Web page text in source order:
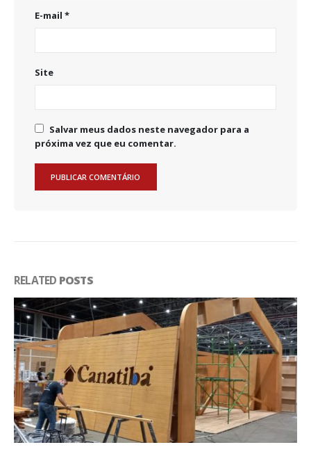
E-mail *
Site
Salvar meus dados neste navegador para a
próxima vez que eu comentar.
RELATED POSTS